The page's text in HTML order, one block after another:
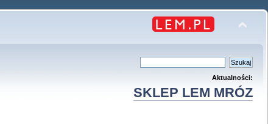
Aktualności:
SKLEP LEM MRÓZ